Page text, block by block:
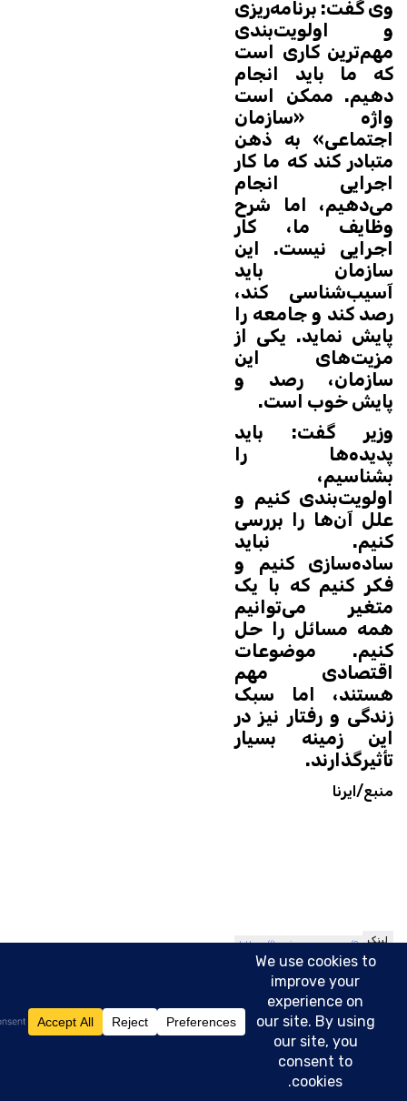
وی گفت: برنامه‌ریزی
و اولویت‌بندی
مهم‌ترین کاری است
که ما باید انجام
دهیم. ممکن است
واژه «سازمان
اجتماعی» به ذهن
متبادر کند که ما کار
اجرایی انجام
می‌دهیم، اما شرح
وظایف ما، کار
اجرایی نیست. این
سازمان باید
آسیب‌شناسی کند،
رصد کند و جامعه را
پایش نماید. یکی از
مزیت‌های این
سازمان، رصد و
پایش خوب است.
وزیر گفت: باید
پدیده‌ها را
بشناسیم،
اولویت‌بندی کنیم و
علل آن‌ها را بررسی
کنیم. نباید
ساده‌سازی کنیم و
فکر کنیم که با یک
متغیر می‌توانیم
همه مسائل را حل
کنیم. موضوعات
اقتصادی مهم
هستند، اما سبک
زندگی و رفتار نیز در
این زمینه بسیار
تأثیرگذارند.
منبع/ایرنا
لینک
خبر:
https://tarsimnews.com/?
p=14861